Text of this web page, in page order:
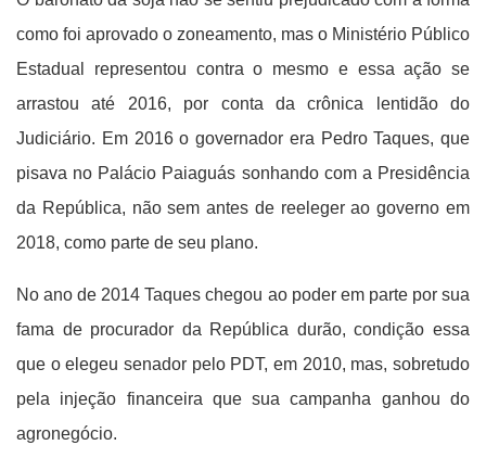
como foi aprovado o zoneamento, mas o Ministério Público
Estadual representou contra o mesmo e essa ação se
arrastou até 2016, por conta da crônica lentidão do
Judiciário. Em 2016 o governador era Pedro Taques, que
pisava no Palácio Paiaguás sonhando com a Presidência
da República, não sem antes de reeleger ao governo em
2018, como parte de seu plano.
No ano de 2014 Taques chegou ao poder em parte por sua
fama de procurador da República durão, condição essa
que o elegeu senador pelo PDT, em 2010, mas, sobretudo
pela injeção financeira que sua campanha ganhou do
agronegócio.